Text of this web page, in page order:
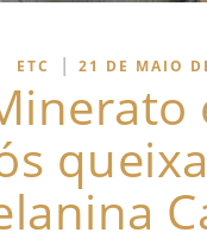
ETC | 21 DE MAIO